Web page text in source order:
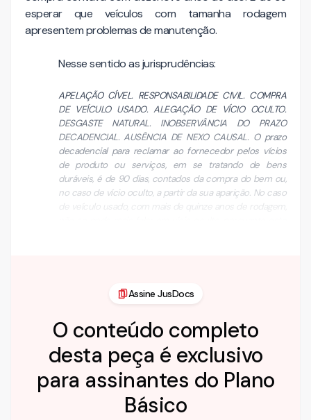
esperar que veículos com tamanha rodagem
apresentem problemas de manutenção.
Nesse sentido as jurisprudências:
APELAÇÃO CÍVEL. RESPONSABILIDADE CIVIL. COMPRA
DE VEÍCULO USADO. ALEGAÇÃO DE VÍCIO OCULTO.
DESGASTE NATURAL. INOBSERVÂNCIA DO PRAZO
DECADENCIAL. AUSÊNCIA DE NEXO CAUSAL. O prazo
decadencial para reclamar ao fornecedor pelos vícios
de produto ou serviços, em se tratando de bens
duráveis, é de 90 dias, contados da compra do bem ou,
no caso de vício oculto, a partir da sua aparição. No caso
de veículo usado, com mais de quinze anos de rodagem,
Assine JusDocs
O conteúdo completo
desta peça é exclusivo
para assinantes do Plano
Básico